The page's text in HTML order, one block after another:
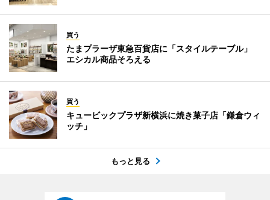
買う
たまプラーザ東急百貨店に「スタイルテーブル」
エシカル商品そろえる
買う
キュービックプラザ新横浜に焼き菓子店「鎌倉ウィ
ッチ」
もっと見る